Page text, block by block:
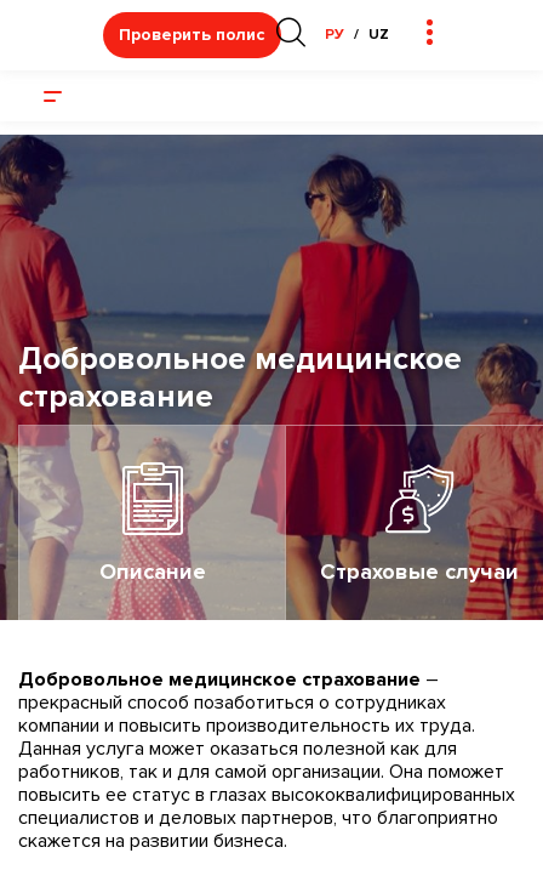
Проверить полис РУ UZ
Добровольное медицинское
страхование
Описание Страховые случаи
Добровольное медицинское страхование –
прекрасный способ позаботиться о сотрудниках
компании и повысить производительность их труда.
Данная услуга может оказаться полезной как для
работников, так и для самой организации. Она поможет
повысить ее статус в глазах высококвалифицированных
специалистов и деловых партнеров, что благоприятно
скажется на развитии бизнеса.